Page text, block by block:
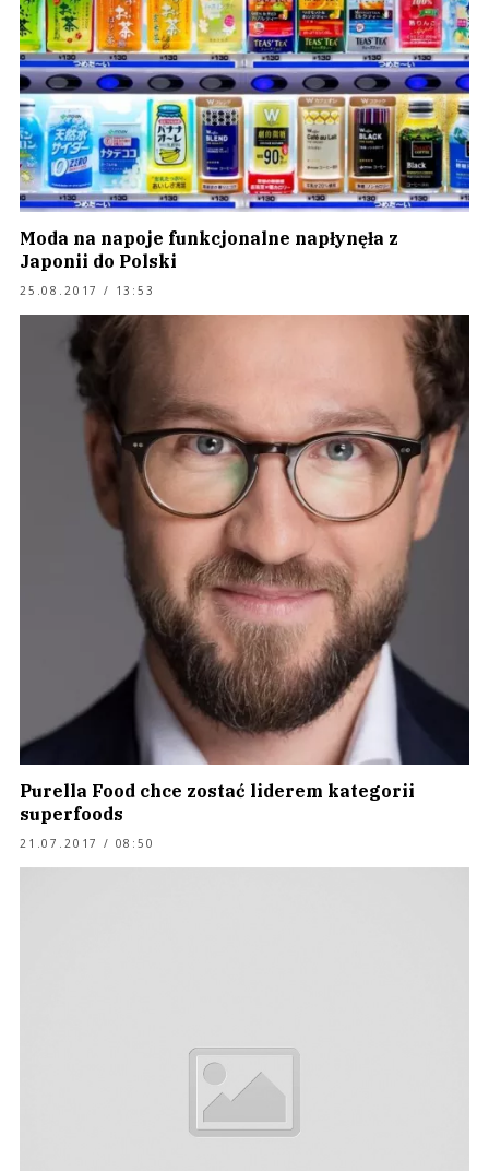
Moda na napoje funkcjonalne napłynęła z
Japonii do Polski
25.08.2017 / 13:53
Purella Food chce zostać liderem kategorii
superfoods
21.07.2017 / 08:50